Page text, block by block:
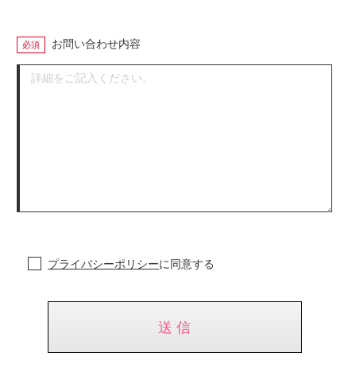
お問い合わせ内容
プライバシーポリシーに同意する